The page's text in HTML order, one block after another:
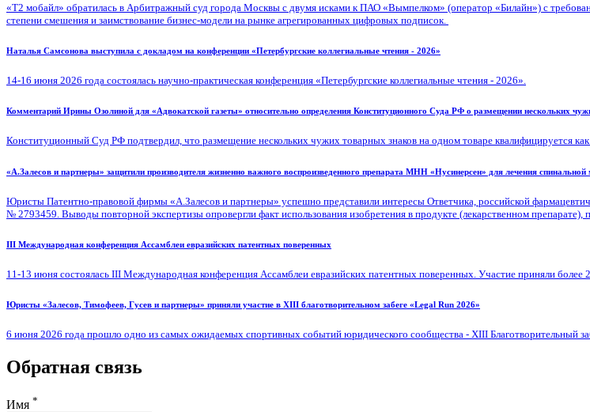
«Т2 мобайл» обратилась в Арбитражный суд города Москвы с двумя исками к ПАО «Вымпелком» (оператор «Билайн») с
степени смешения и заимствование бизнес-модели на рынке агрегированных цифровых подписок.
Наталья Самсонова выступила с докладом на конференции «Петербургские коллегиальные чтения - 2026»
14-16 июня 2026 года состоялась научно-практическая конференция «Петербургские коллегиальные чтения - 2026».
Комментарий Ирины Озолиной для «Адвокатской газеты» относительно определения Конституционного Суда РФ о размещении нескольких
Конституционный Суд РФ подтвердил, что размещение нескольких чужих товарных знаков на одном товаре квалифицируется
«А.Залесов и партнеры» защитили производителя жизненно важного воспроизведенного препарата МНН «Нусинерсен» для лечения
Юристы Патентно-правовой фирмы «А.Залесов и партнеры» успешно представили интересы Ответчика, российской
№ 2793459. Выводы повторной экспертизы опровергли факт использования изобретения в продукте (лекарственном препарате),
III Международная конференция Ассамблеи евразийских патентных поверенных
11-13 июня состоялась III Международная конференция Ассамблеи евразийских патентных поверенных. Участие приняли более
Юристы «Залесов, Тимофеев, Гусев и партнеры» приняли участие в XIII благотворительном забеге «Legal Run 2026»
6 июня 2026 года прошло одно из самых ожидаемых спортивных событий юридического сообщества - XIII Благотворительный
Обратная связь
Имя *